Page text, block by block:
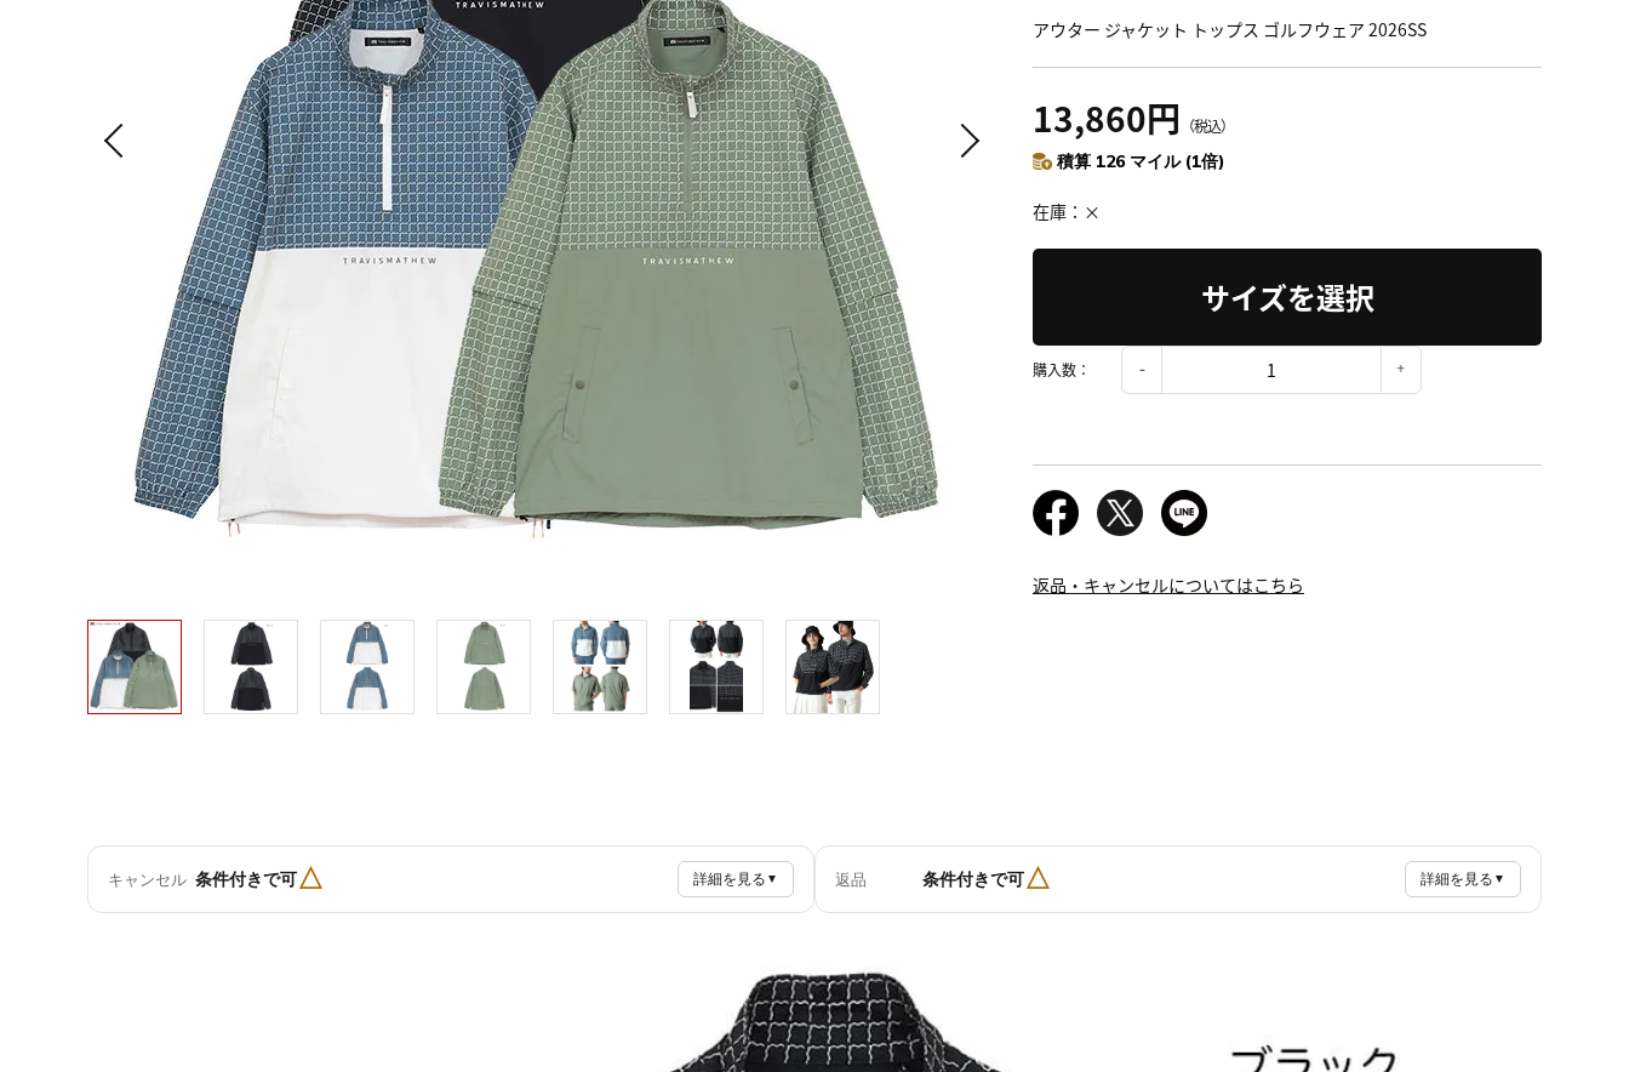
アウター ジャケット トップス ゴルフウェア 2026SS
13,860円 （税込）
積算 126 マイル (1倍)
在庫 ×
サイズを選択
購入数：
返品・キャンセルについてはこちら
キャンセル 条件付きで可△ 詳細を見る ▼ 返品 条件付きで可△ 詳細を見る ▼